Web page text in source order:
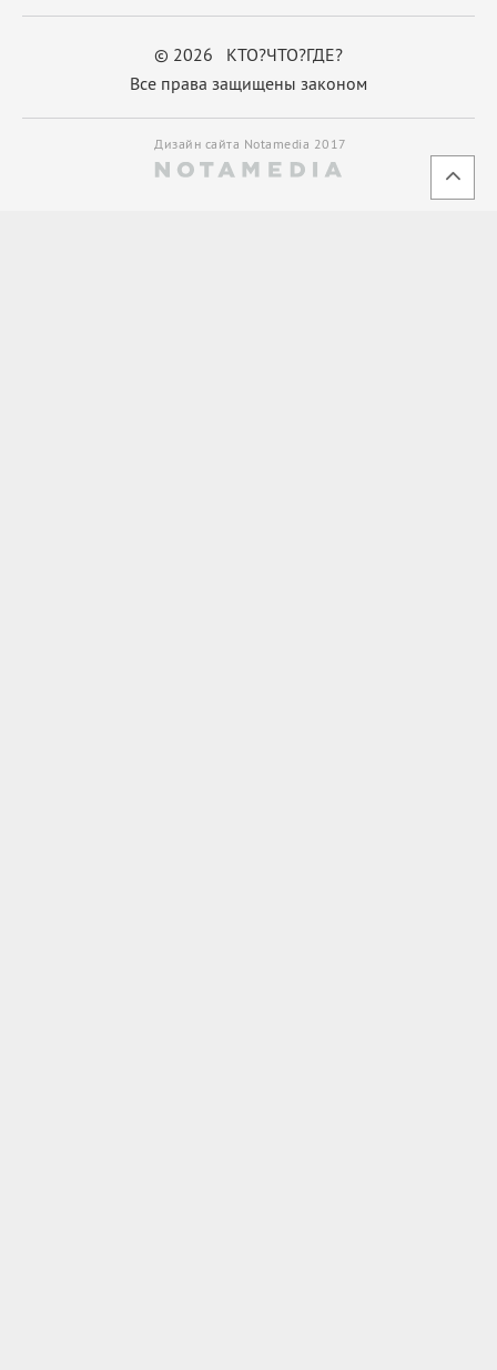
© 2026 КТО?ЧТО?ГДЕ?
Все права защищены законом
Дизайн сайта Notamedia 2017